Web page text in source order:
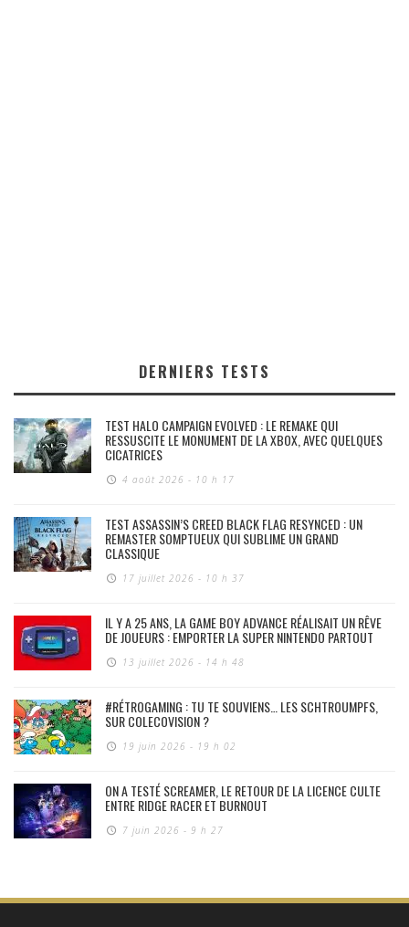
DERNIERS TESTS
TEST HALO CAMPAIGN EVOLVED : LE REMAKE QUI
RESSUSCITE LE MONUMENT DE LA XBOX, AVEC QUELQUES
CICATRICES
4 août 2026 - 10 h 17
TEST ASSASSIN’S CREED BLACK FLAG RESYNCED : UN
REMASTER SOMPTUEUX QUI SUBLIME UN GRAND
CLASSIQUE
17 juillet 2026 - 10 h 37
IL Y A 25 ANS, LA GAME BOY ADVANCE RÉALISAIT UN RÊVE
DE JOUEURS : EMPORTER LA SUPER NINTENDO PARTOUT
13 juillet 2026 - 14 h 48
#RÉTROGAMING : TU TE SOUVIENS… LES SCHTROUMPFS,
SUR COLECOVISION ?
19 juin 2026 - 19 h 02
ON A TESTÉ SCREAMER, LE RETOUR DE LA LICENCE CULTE
ENTRE RIDGE RACER ET BURNOUT
7 juin 2026 - 9 h 27